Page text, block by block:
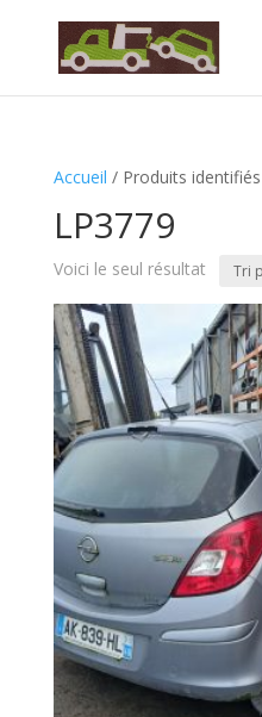
Accueil / Produits identifiés
LP3779
Voici le seul résultat